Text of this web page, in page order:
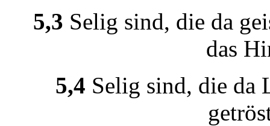
5,3 Selig sind, die da gei
das Hi
5,4 Selig sind, die da
ge